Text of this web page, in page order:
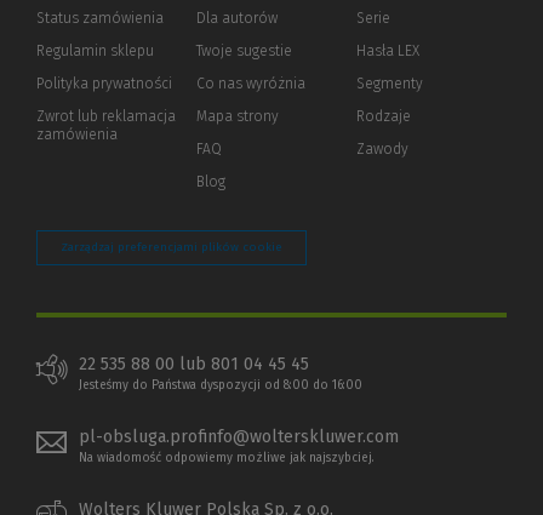
Status zamówienia
Regulamin sklepu
Polityka prywatności (Nowe
(Link
innej
Zwrot lub reklamacja
zamówienia
Dla autorów(Nowe
(Link
innej
strony)
Twoje sugestie
Co nas wyróżnia
Mapa strony
FAQ
Blog
Serie
Hasła LEX
Segmenty
Rodzaje
Zawody
Zarządzaj preferencjami plików cookie
22 535 88 00 lub 801 04 45 45
Jesteśmy do Państwa dyspozycji od 8:00 do 16:00
pl-obsluga.profinfo@wolterskluwer.com
Na wiadomość odpowiemy możliwe jak najszybciej.
Wolters Kluwer Polska Sp. z o.o.